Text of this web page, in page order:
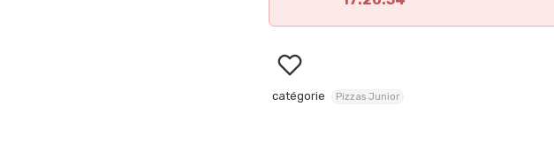
catégorie Pizzas Junior